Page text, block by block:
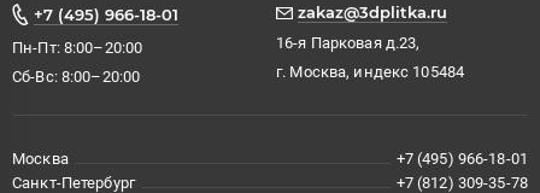
+7 (495) 966-18-01
Пн-Пт: 8:00–20:00
Сб-Вс: 8:00–20:00
zakaz@3dplitka.ru
16-я Парковая д.23,
г. Москва, индекс 105484
Москва
+7 (495) 966-18-01
Санкт-Петербург
+7 (812) 309-35-78